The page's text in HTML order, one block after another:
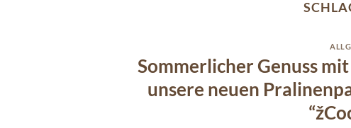
Sommerlicher Genuss
unsere neuen